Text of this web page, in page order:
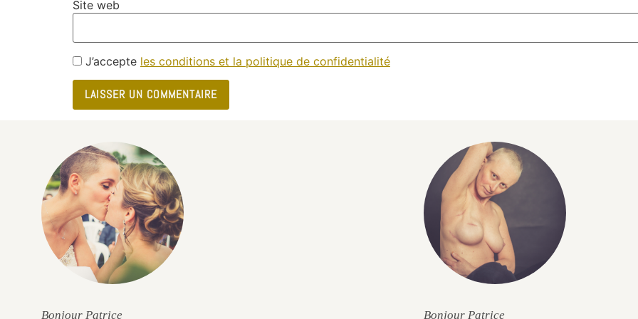
Site web
J’accepte les conditions et la politique de confidentialité
Bonjour Patrice Bonjour Patrice